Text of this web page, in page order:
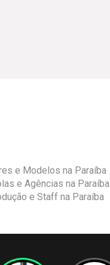
e Modelos na Paraíba
e Agências na Paraíba
e Staff na Paraíba